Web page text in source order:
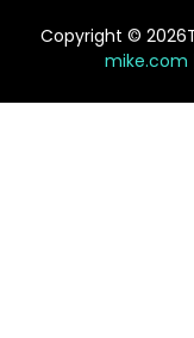
Copyright ©
mike.com